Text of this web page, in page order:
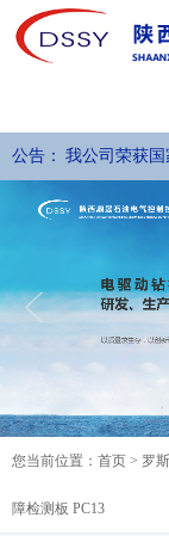
公告： 我公司荣获
评定A级纳税
您当前位置： 首页 > 罗
障检测板 PC13